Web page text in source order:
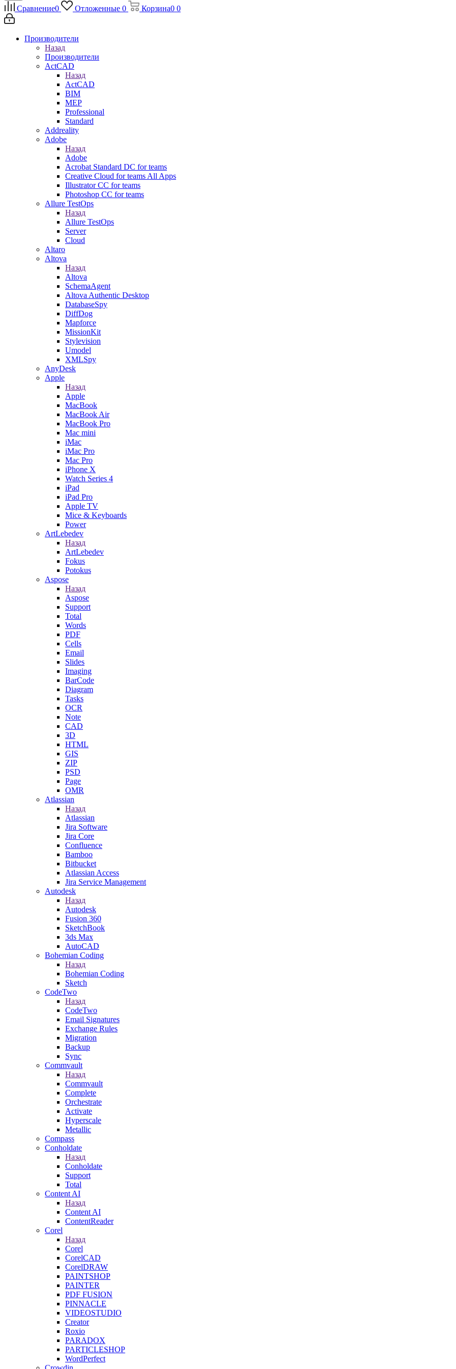
Сравнение0 Отложенные 0 Корзина0 0
Производители
Назад
Производители
ActCAD
Назад
ActCAD
BIM
MEP
Professional
Standard
Addreality
Adobe
Назад
Adobe
Acrobat Standard DC for teams
Creative Cloud for teams All Apps
Illustrator CC for teams
Photoshop CC for teams
Allure TestOps
Назад
Allure TestOps
Server
Cloud
Altaro
Altova
Назад
Altova
SchemaAgent
Altova Authentic Desktop
DatabaseSpy
DiffDog
Mapforce
MissionKit
Stylevision
Umodel
XMLSpy
AnyDesk
Apple
Назад
Apple
MacBook
MacBook Air
MacBook Pro
Mac mini
iMac
iMac Pro
Mac Pro
iPhone X
Watch Series 4
iPad
iPad Pro
Apple TV
Mice & Keyboards
Power
ArtLebedev
Назад
ArtLebedev
Fokus
Potokus
Aspose
Назад
Aspose
Support
Total
Words
PDF
Cells
Email
Slides
Imaging
BarCode
Diagram
Tasks
OCR
Note
CAD
3D
HTML
GIS
ZIP
PSD
Page
OMR
Atlassian
Назад
Atlassian
Jira Software
Jira Core
Confluence
Bamboo
Bitbucket
Atlassian Access
Jira Service Management
Autodesk
Назад
Autodesk
Fusion 360
SketchBook
3ds Max
AutoCAD
Bohemian Coding
Назад
Bohemian Coding
Sketch
CodeTwo
Назад
CodeTwo
Email Signatures
Exchange Rules
Migration
Backup
Sync
Commvault
Назад
Commvault
Complete
Orchestrate
Activate
Hyperscale
Metallic
Compass
Conholdate
Назад
Conholdate
Support
Total
Content AI
Назад
Content AI
ContentReader
Corel
Назад
Corel
CorelCAD
CorelDRAW
PAINTSHOP
PAINTER
PDF FUSION
PINNACLE
VIDEOSTUDIO
Creator
Roxio
PARADOX
PARTICLESHOP
WordPerfect